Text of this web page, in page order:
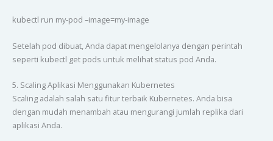
kubectl run my-pod –image=my-image
Setelah pod dibuat, Anda dapat mengelolanya dengan perintah
seperti kubectl get pods untuk melihat status pod Anda.
5. Scaling Aplikasi Menggunakan Kubernetes
Scaling adalah salah satu fitur terbaik Kubernetes. Anda bisa
dengan mudah menambah atau mengurangi jumlah replika dari
aplikasi Anda.